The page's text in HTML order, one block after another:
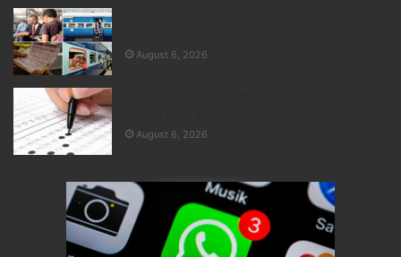
×
August 6, 2026
August 6, 2026